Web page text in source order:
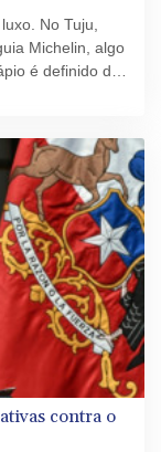
No Tuju,
Michelin, algo
é definido de
irregulares
contra o